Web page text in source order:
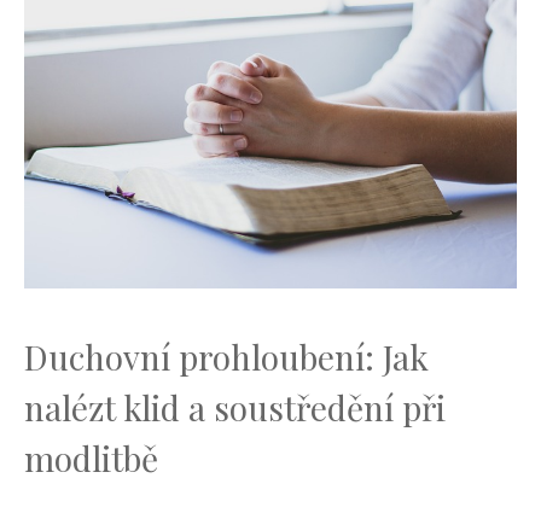
Duchovní prohloubení: ⁣Jak
nalézt klid a soustředění při
modlitbě